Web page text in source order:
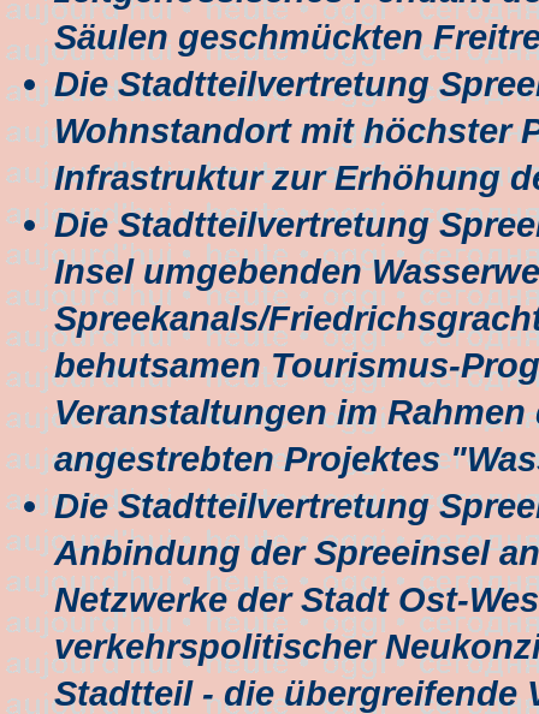
Säulen geschmückten
Die Stadtteilvertretung
Wohnstandort mit höchster
Infrastruktur zur Erhöhung
Die Stadtteilvertretung
Insel umgebenden
Spreekanals/
behutsamen Tourismus-
Veranstaltungen im
angestrebten Projektes
Die Stadtteilvertretung
Anbindung der Spreeinsel
Netzwerke der Stadt Ost-
verkehrspolitischer
Stadtteil - die übergreifende